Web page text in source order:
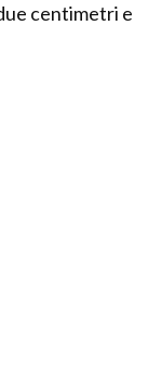
centimetri e